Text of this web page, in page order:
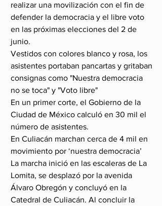
realizar una movilización con el fin de
defender la democracia y el libre voto
en las próximas elecciones del 2 de
junio.
Vestidos con colores blanco y rosa, los
asistentes portaban pancartas y gritaban
consignas como "Nuestra democracia
no se toca" y "Voto libre"
En un primer corte, el Gobierno de la
Ciudad de México calculó en 30 mil el
número de asistentes.
En Culiacán marchan cerca de 4 mil en
movimiento por ‘nuestra democracia’
La marcha inició en las escaleras de La
Lomita, se desplazó por la avenida
Álvaro Obregón y concluyó en la
Catedral de Culiacán. Al concluir la